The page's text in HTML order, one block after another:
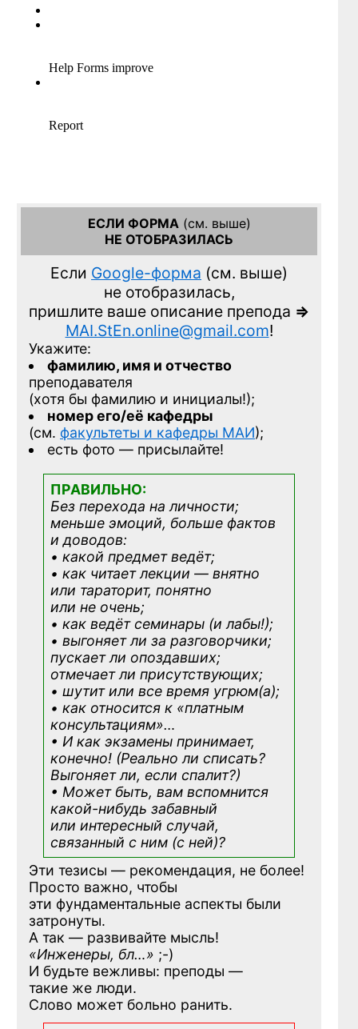
ЕСЛИ ФОРМА(см. выше)
НЕ ОТОБРАЗИЛАСЬ
Если Google-форма (см. выше)
не отобразилась,
пришлите ваше описание препода =>
MAI.StEn.online@gmail.com!
Укажите:
фамилию, имя и отчество
преподавателя
(хотя бы фамилию и инициалы!);
номер его/её кафедры
(см. факультеты и кафедры МАИ);
есть фото — присылайте!
ПРАВИЛЬНО:
Без перехода на личности;
меньше эмоций, больше фактов
и доводов:
• какой предмет ведёт;
• как читает лекции — внятно
или тараторит, понятно
или не очень;
• как ведёт семинары (и лабы!);
• выгоняет ли за разговорчики;
пускает ли опоздавших;
отмечает ли присутствующих;
• шутит или все время угрюм(а);
• как относится к «платным
консультациям»…
• И как экзамены принимает,
конечно! (Реально ли списать?
Выгоняет ли, если спалит?)
• Может быть, вам вспомнится
какой-нибудь забавный
или интересный случай,
связанный с ним (с ней)?
Эти тезисы — рекомендация, не более!
Просто важно, чтобы
эти фундаментальные аспекты были
затронуты.
А так — развивайте мысль!
«Инженеры, бл…» ;-)
И будьте вежливы: преподы —
такие же люди.
Слово может больно ранить.